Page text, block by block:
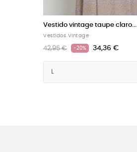
Vestido vintage taupe claro...
Vestidos Vintage
42,95 € -20% 34,36 €